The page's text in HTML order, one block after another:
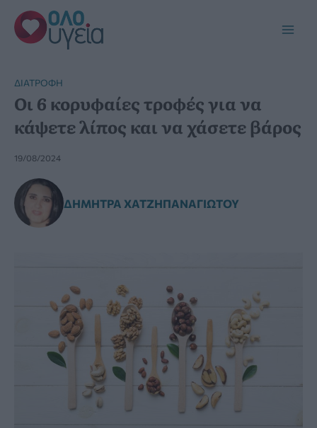
Μετάβαση
στο
περιεχόμενο
ΔΙΑΤΡΟΦΉ
Οι 6 κορυφαίες τροφές για να
κάψετε λίπος και να χάσετε βάρος
19/08/2024
ΔΉΜΗΤΡΑ ΧΑΤΖΗΠΑΝΑΓΙΏΤΟΥ